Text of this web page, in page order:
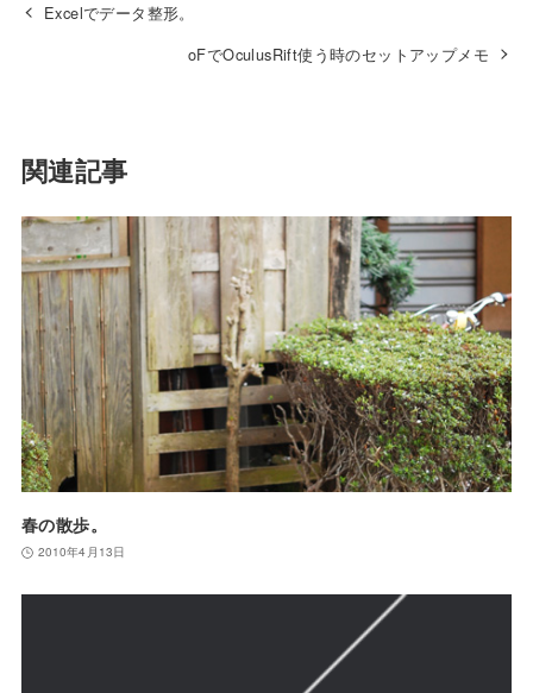
Excelでデータ整形。
oFでOculusRift使う時のセットアップメモ
関連記事
春の散歩。
2010年4月13日